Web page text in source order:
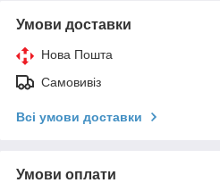
Умови доставки
Нова Пошта
Самовивіз
Всі умови доставки
Умови оплати